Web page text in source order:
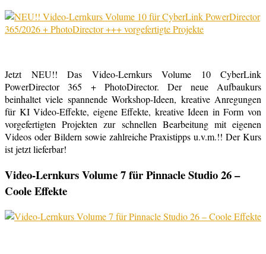
Jetzt NEU!! Das Video-Lernkurs Volume 10 CyberLink
PowerDirector 365 + PhotoDirector. Der neue Aufbaukurs
beinhaltet viele spannende Workshop-Ideen, kreative Anregungen
für KI Video-Effekte, eigene Effekte, kreative Ideen in Form von
vorgefertigten Projekten zur schnellen Bearbeitung mit eigenen
Videos oder Bildern sowie zahlreiche Praxistipps u.v.m.!! Der Kurs
ist jetzt lieferbar!
Video-Lernkurs Volume 7 für Pinnacle Studio 26 –
Coole Effekte